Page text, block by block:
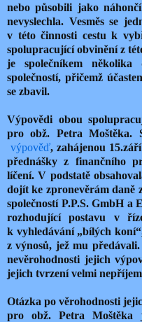
nebo působili jako
nevyslechla. Vesměs se
v této činnosti cestu k
spolupracující obvinění z
je společníkem několika
společností, přičemž
se zbavil.
Výpovědi obou
pro obž. Petra Moštěka.
výpověď, zahájenou
přednášky z finančního
líčení. V podstatě
dojít ke zpronevěrám daně
společností P.P.S. GmbH
rozhodující postavu v
k vyhledávání „bílých
z výnosů, jež mu
nevěrohodnosti jejich
jejich tvrzení velmi
Otázka po věrohodnosti
pro obž. Petra